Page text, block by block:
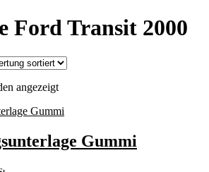
Ford Transit 2000
angezeigtNach
sortiert
Gummi